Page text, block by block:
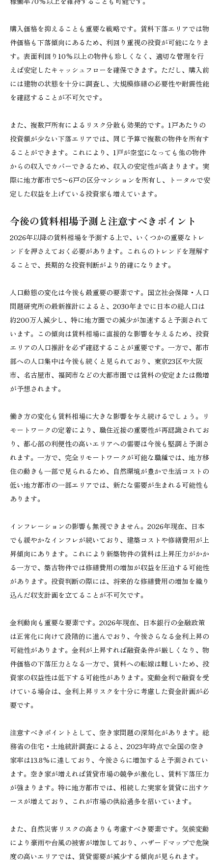
購入価格を抑えることも重要な戦略です。賃料下落エリアでは物
件価格も下落傾向にあるため、利回り重視の投資が可能になりま
す。表面利回り10%以上の物件も珍しくなく、適切な管理を行
えば安定したキャッシュフローを確保できます。ただし、購入前
には建物の状態を十分に調査し、大規模修繕の必要性や耐震性能
を確認することが不可欠です。
また、複数戸所有によるリスク分散も効果的です。1戸あたりの
投資額が少ない下落エリアでは、同じ予算で複数の物件を所有す
ることができます。これにより、1戸が空室になっても他の物件
からの収入でカバーできるため、収入の安定性が高まります。実
際に地方都市で5〜6戸の区分マンションを所有し、トータルで安
定した収益を上げている投資家も増えています。
今後の賃料相場予測と注意すべきポイント
2026年以降の賃料相場を予測する上で、いくつかの重要なトレ
ンドを押さえておく必要があります。これらのトレンドを理解す
ることで、長期的な投資判断がより的確になります。
人口動態の変化は今後も最重要の要素です。国立社会保障・人口
問題研究所の最新推計によると、2030年までに日本の総人口は
約200万人減少し、特に地方圏での減少が加速すると予測されて
います。この傾向は賃料相場に直接的な影響を与えるため、投資
エリアの人口推計を必ず確認することが重要です。一方で、都市
部への人口集中は今後も続くと見られており、東京23区や大阪
市、名古屋市、福岡市などの大都市圏では賃料の安定または微増
が予想されます。
働き方の変化も賃料相場に大きな影響を与え続けるでしょう。リ
モートワークの定着により、職住近接の重要性が再認識されてお
り、都心部の利便性の高いエリアへの需要は今後も堅調と予測さ
れます。一方で、完全リモートワークが可能な職種では、地方移
住の動きも一部で見られるため、自然環境が豊かで生活コストの
低い地方都市の一部エリアでは、新たな需要が生まれる可能性も
あります。
インフレーションの影響も無視できません。2026年現在、日本
でも緩やかなインフレが続いており、建築コストや修繕費用が上
昇傾向にあります。これにより新築物件の賃料は上昇圧力がかか
る一方で、築古物件では修繕費用の増加が収益を圧迫する可能性
があります。投資判断の際には、将来的な修繕費用の増加を織り
込んだ収支計画を立てることが不可欠です。
金利動向も重要な要素です。2026年現在、日本銀行の金融政策
は正常化に向けて段階的に進んでおり、今後さらなる金利上昇の
可能性があります。金利が上昇すれば融資条件が厳しくなり、物
件価格の下落圧力となる一方で、賃料への転嫁は難しいため、投
資家の収益性は低下する可能性があります。変動金利で融資を受
けている場合は、金利上昇リスクを十分に考慮した資金計画が必
要です。
注意すべきポイントとして、空き家問題の深刻化があります。総
務省の住宅・土地統計調査によると、2023年時点で全国の空き
家率は13.8%に達しており、今後さらに増加すると予測されてい
ます。空き家が増えれば賃貸市場の競争が激化し、賃料下落圧力
が強まります。特に地方都市では、相続した実家を賃貸に出すケ
ースが増えており、これが市場の供給過多を招いています。
また、自然災害リスクの高まりも考慮すべき要素です。気候変動
により豪雨や台風の被害が増加しており、ハザードマップで危険
度の高いエリアでは、賃貸需要が減少する傾向が見られます。